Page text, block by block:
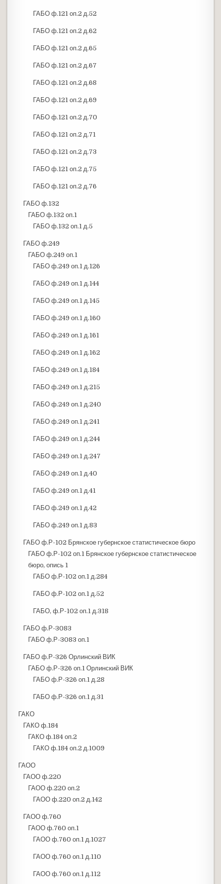
ГАБО ф.121 оп.2 д.52
ГАБО ф.121 оп.2 д.62
ГАБО ф.121 оп.2 д.65
ГАБО ф.121 оп.2 д.67
ГАБО ф.121 оп.2 д.68
ГАБО ф.121 оп.2 д.69
ГАБО ф.121 оп.2 д.70
ГАБО ф.121 оп.2 д.71
ГАБО ф.121 оп.2 д.73
ГАБО ф.121 оп.2 д.75
ГАБО ф.121 оп.2 д.76
ГАБО ф.132
ГАБО ф.132 оп.1
ГАБО ф.132 оп.1 д.5
ГАБО ф.249
ГАБО ф.249 оп.1
ГАБО ф.249 оп.1 д.126
ГАБО ф.249 оп.1 д.144
ГАБО ф.249 оп.1 д.145
ГАБО ф.249 оп.1 д.160
ГАБО ф.249 оп.1 д.161
ГАБО ф.249 оп.1 д.162
ГАБО ф.249 оп.1 д.184
ГАБО ф.249 оп.1 д.215
ГАБО ф.249 оп.1 д.240
ГАБО ф.249 оп.1 д.241
ГАБО ф.249 оп.1 д.244
ГАБО ф.249 оп.1 д.247
ГАБО ф.249 оп.1 д.40
ГАБО ф.249 оп.1 д.41
ГАБО ф.249 оп.1 д.42
ГАБО ф.249 оп.1 д.83
ГАБО ф.Р-102 Брянское губернское статистическое бюро
ГАБО ф.Р-102 оп.1 Брянское губернское статистическое
бюро, опись 1
ГАБО ф.Р-102 оп.1 д.284
ГАБО ф.Р-102 оп.1 д.52
ГАБО, ф.Р-102 оп.1 д.318
ГАБО ф.Р-3083
ГАБО ф.Р-3083 оп.1
ГАБО ф.Р-326 Орлинский ВИК
ГАБО ф.Р-326 оп.1 Орлинский ВИК
ГАБО ф.Р-326 оп.1 д.28
ГАБО ф.Р-326 оп.1 д.31
ГАКО
ГАКО ф.184
ГАКО ф.184 оп.2
ГАКО ф.184 оп.2 д.1009
ГАОО
ГАОО ф.220
ГАОО ф.220 оп.2
ГАОО ф.220 оп.2 д.142
ГАОО ф.760
ГАОО ф.760 оп.1
ГАОО ф.760 оп.1 д.1027
ГАОО ф.760 оп.1 д.110
ГАОО ф.760 оп.1 д.112